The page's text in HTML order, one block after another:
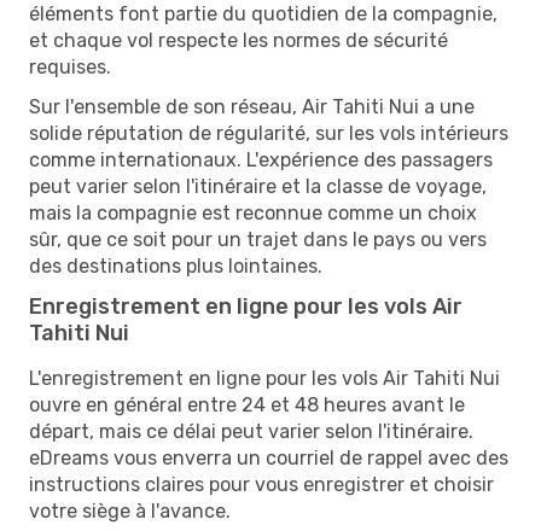
éléments font partie du quotidien de la compagnie,
et chaque vol respecte les normes de sécurité
requises.
Sur l'ensemble de son réseau, Air Tahiti Nui a une
solide réputation de régularité, sur les vols intérieurs
comme internationaux. L'expérience des passagers
peut varier selon l'itinéraire et la classe de voyage,
mais la compagnie est reconnue comme un choix
sûr, que ce soit pour un trajet dans le pays ou vers
des destinations plus lointaines.
Enregistrement en ligne pour les vols Air
Tahiti Nui
L'enregistrement en ligne pour les vols Air Tahiti Nui
ouvre en général entre 24 et 48 heures avant le
départ, mais ce délai peut varier selon l'itinéraire.
eDreams vous enverra un courriel de rappel avec des
instructions claires pour vous enregistrer et choisir
votre siège à l'avance.